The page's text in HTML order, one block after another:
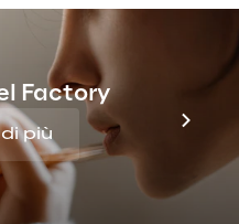
Factory
più
di Reply è
Adobe Competence
gamma di
sviluppo,
all'interno degli
Cloud e Adobe